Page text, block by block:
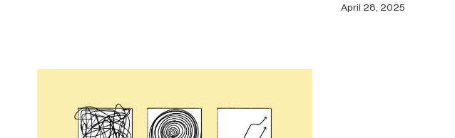
April 28, 2025